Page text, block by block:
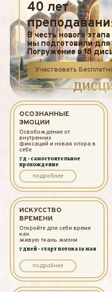
40 лет
В честь нового
мы подготовили
Погружение в 18
Участвовать
ОСОЗНАННЫЕ
ЭМОЦИИ
Освобождение от
внутренних
фиксаций и новая опора в
себе
7 д - самостоятельное
прохождение
подробнее
ИСКУССТВО
ВРЕМЕНИ
Откройте для себя время
как
живую ткань жизни
7 дней - старт потока 19 мая
подробнее